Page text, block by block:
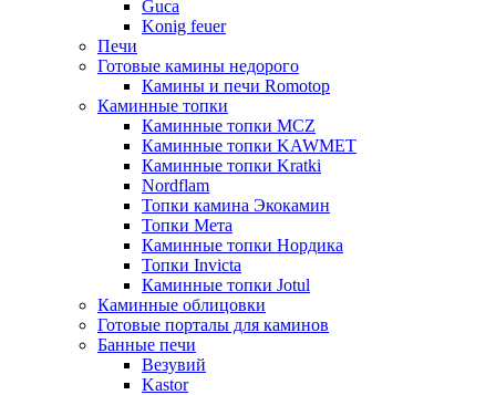
Guca
Konig feuer
Печи
Готовые камины недорого
Камины и печи Romotop
Каминные топки
Каминные топки MCZ
Каминные топки KAWMET
Каминные топки Kratki
Nordflam
Топки камина Экокамин
Топки Мета
Каминные топки Нордика
Топки Invicta
Каминные топки Jotul
Каминные облицовки
Готовые порталы для каминов
Банные печи
Везувий
Kastor